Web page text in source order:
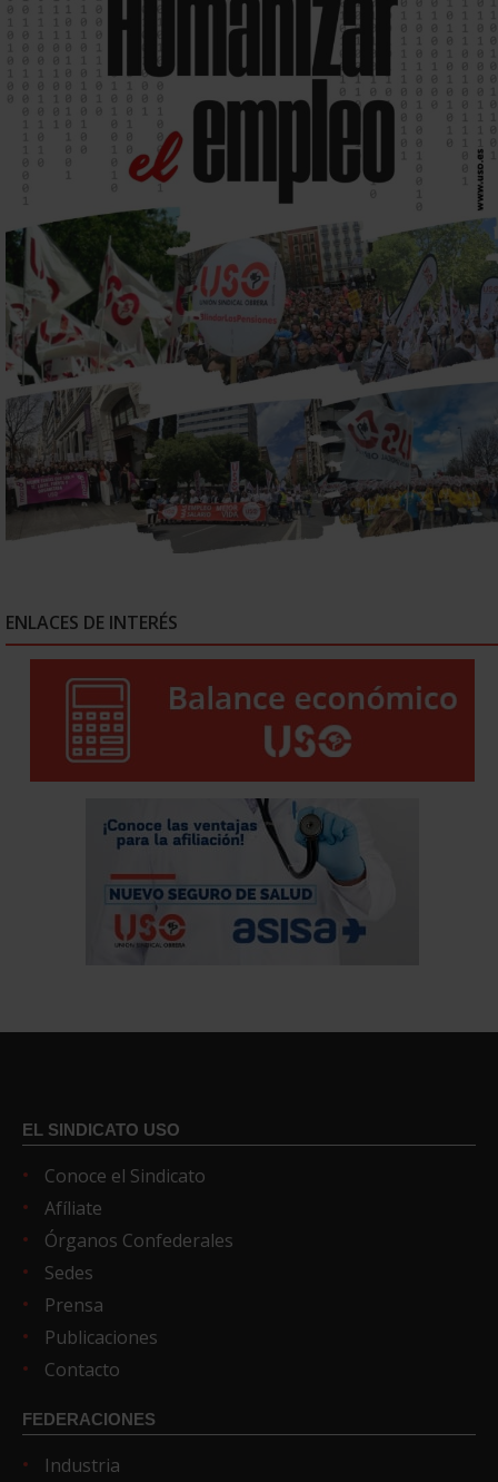
ENLACES DE INTERÉS
EL SINDICATO USO
Conoce el Sindicato
Afíliate
Órganos Confederales
Sedes
Prensa
Publicaciones
Contacto
FEDERACIONES
Industria